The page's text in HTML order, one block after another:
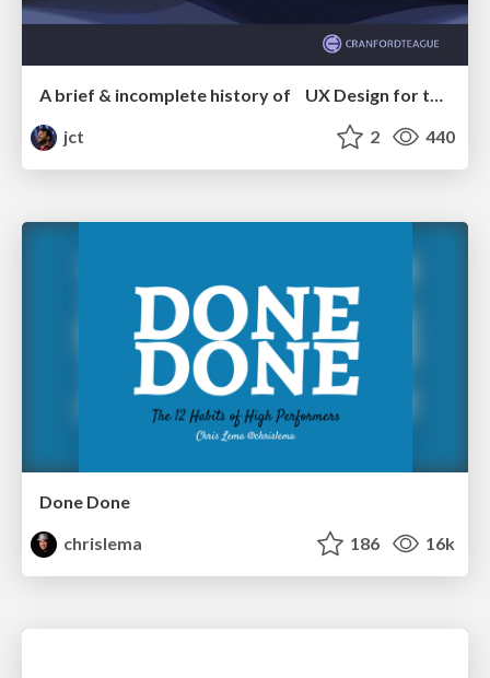
A brief & incomplete history of UX Design for the World Wide Web: 1989–2019
jct
2 440
Done Done
chrislema
186 16k